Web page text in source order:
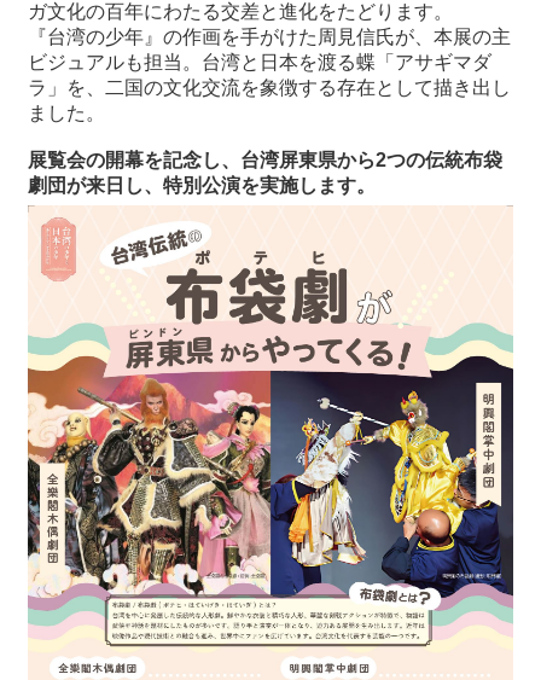
ガ文化の百年にわたる交差と進化をたどります。
『台湾の少年』の作画を手がけた周見信氏が、本展の主
ビジュアルも担当。台湾と日本を渡る蝶「アサギマダ
ラ」を、二国の文化交流を象徴する存在として描き出し
ました。
展覧会の開幕を記念し、台湾屏東県から2つの伝統布袋
劇団が来日し、特別公演を実施します。